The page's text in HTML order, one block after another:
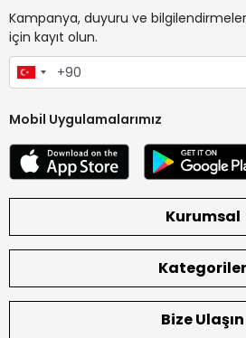
Kampanya, duyuru ve
için kayıt olun.
Mobil Uygulamalarımız
Kurumsal
Kategoriler
Bize Ulaşın